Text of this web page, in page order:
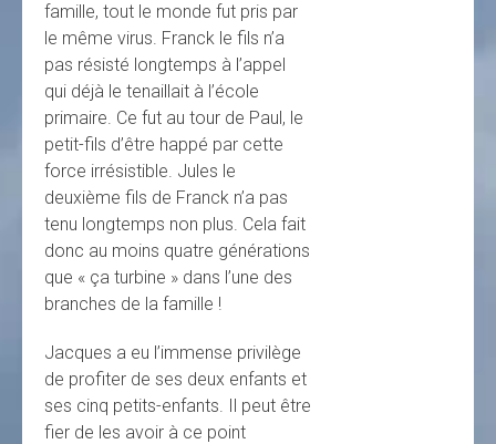
famille, tout le monde fut pris par
le même virus. Franck le fils n’a
pas résisté longtemps à l’appel
qui déjà le tenaillait à l’école
primaire. Ce fut au tour de Paul, le
petit-fils d’être happé par cette
force irrésistible. Jules le
deuxième fils de Franck n’a pas
tenu longtemps non plus. Cela fait
donc au moins quatre générations
que « ça turbine » dans l’une des
branches de la famille !
Jacques a eu l’immense privilège
de profiter de ses deux enfants et
ses cinq petits-enfants. Il peut être
fier de les avoir à ce point